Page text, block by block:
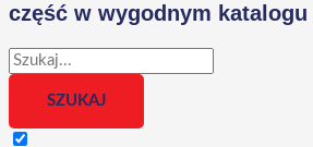
część w wygodnym katalogu